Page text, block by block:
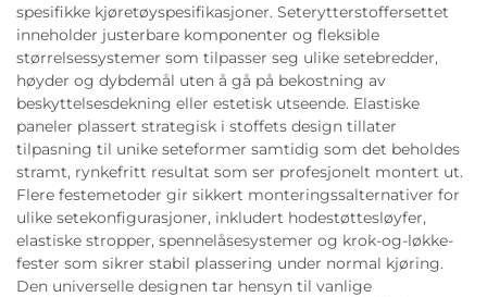
spesifikke kjøretøyspesifikasjoner. Seterytterstoffersettet
inneholder justerbare komponenter og fleksible
størrelsessystemer som tilpasser seg ulike setebredder,
høyder og dybdemål uten å gå på bekostning av
beskyttelsesdekning eller estetisk utseende. Elastiske
paneler plassert strategisk i stoffets design tillater
tilpasning til unike seteformer samtidig som det beholdes
stramt, rynkefritt resultat som ser profesjonelt montert ut.
Flere festemetoder gir sikkert monteringssalternativer for
ulike setekonfigurasjoner, inkludert hodestøttesløyfer,
elastiske stropper, spennelåsesystemer og krok-og-løkke-
fester som sikrer stabil plassering under normal kjøring.
Den universelle designen tar hensyn til vanlige